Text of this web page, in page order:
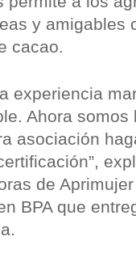
y amigables
cacao.
experiencia
Ahora
asociación
de
BPA que